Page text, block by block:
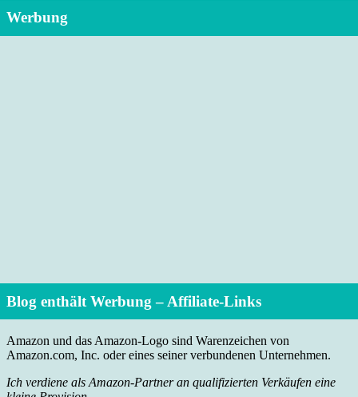
Werbung
Blog enthält Werbung – Affiliate-Links
Amazon und das Amazon-Logo sind Warenzeichen von
Amazon.com, Inc. oder eines seiner verbundenen Unternehmen.
Ich verdiene als Amazon-Partner an qualifizierten Verkäufen eine